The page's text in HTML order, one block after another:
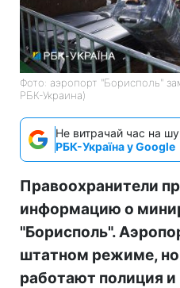
Фото: аэропорт "Борисполь"
РБК-Украина)
Не витрачай час на
РБК-Україна у Google
Правоохранители
информацию о
"Борисполь".
штатном режиме, но
работают полиция